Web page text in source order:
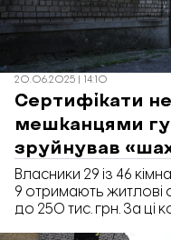
20.06.2025 | 14:10
Сертифікати
мешканцями
зруйнував
Власники 29 із 46
9 отримають житлові
до 250 тис. грн. За ці